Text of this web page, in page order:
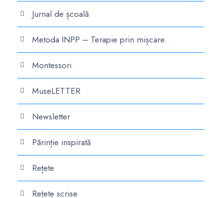
Jurnal de școală
Metoda INPP – Terapie prin mișcare
Montessori
MuseLETTER
Newsletter
Părinție inspirată
Rețete
Rețete scrise